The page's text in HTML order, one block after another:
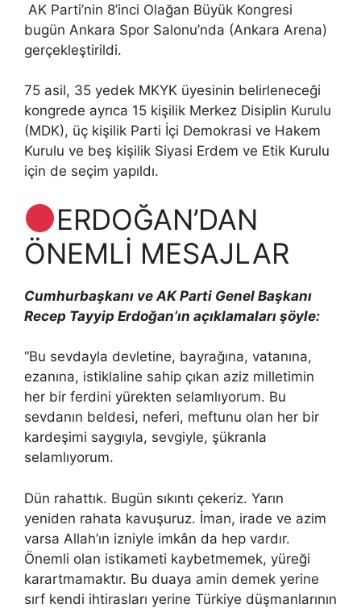
AK Parti’nin 8’inci Olağan Büyük Kongresi
bugün Ankara Spor Salonu’nda (Ankara Arena)
gerçekleştirildi.
75 asil, 35 yedek MKYK üyesinin belirleneceği
kongrede ayrıca 15 kişilik Merkez Disiplin Kurulu
(MDK), üç kişilik Parti İçi Demokrasi ve Hakem
Kurulu ve beş kişilik Siyasi Erdem ve Etik Kurulu
için de seçim yapıldı.
ERDOĞAN’DAN
ÖNEMLİ MESAJLAR
Cumhurbaşkanı ve AK Parti Genel Başkanı
Recep Tayyip Erdoğan’ın açıklamaları şöyle:
“Bu sevdayla devletine, bayrağına, vatanına,
ezanına, istiklaline sahip çıkan aziz milletimin
her bir ferdini yürekten selamlıyorum. Bu
sevdanın beldesi, neferi, meftunu olan her bir
kardeşimi saygıyla, sevgiyle, şükranla
selamlıyorum.
Dün rahattık. Bugün sıkıntı çekeriz. Yarın
yeniden rahata kavuşuruz. İman, irade ve azim
varsa Allah’ın izniyle imkân da hep vardır.
Önemli olan istikameti kaybetmemek, yüreği
karartmamaktır. Bu duaya amin demek yerine
sırf kendi ihtirasları yerine Türkiye düşmanlarının